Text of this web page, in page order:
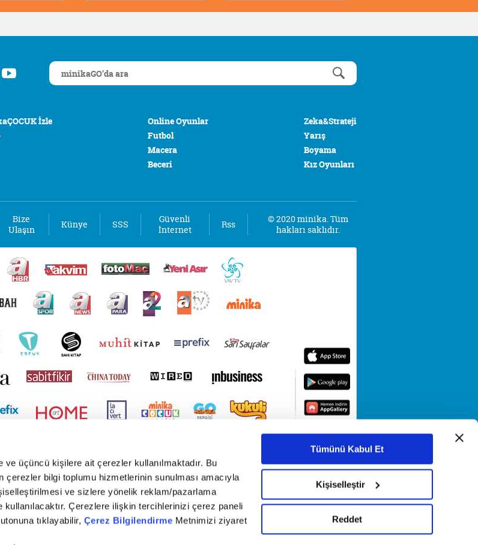
üçüncü kişilere ait çerezler kullanılmaktadır. Bu
bilgi toplumu hizmetlerinin sunulması amacıyla
ve sizlere yönelik reklam/pazarlama
kullanılacaktır. Çerezlere ilişkin tercihlerinizi çerez paneli
tıklayabilir, Çerez Bilgilendirme Metnimizi ziyaret
Tümünü Kabul Et
Kişiselleştir
Reddet
İzle
Online Oyunlar
Futbol
Macera
Beceri
Zeka&Strateji
Yarış
Boyama
Kız Oyunları
Bize
Ulaşın
Künye SSS
Güvenli
İnternet
Rss
© 2020 minika. Tüm
hakları saklıdır.
saklıdır. TURKUVAZ HABERLEŞME VE YAYINCILIK ANONİM ŞİRKETİ